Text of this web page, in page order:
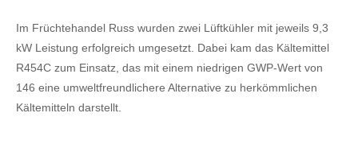
Im Früchtehandel Russ wurden zwei Lüftkühler mit jeweils 9,3
kW Leistung erfolgreich umgesetzt. Dabei kam das Kältemittel
R454C zum Einsatz, das mit einem niedrigen GWP-Wert von
146 eine umweltfreundlichere Alternative zu herkömmlichen
Kältemitteln darstellt.